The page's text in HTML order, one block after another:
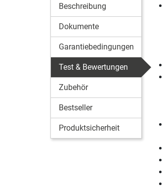
Beschreibung
Dokumente
Garantiebedingungen
Test & Bewertungen
Zubehör
Bestseller
Produktsicherheit